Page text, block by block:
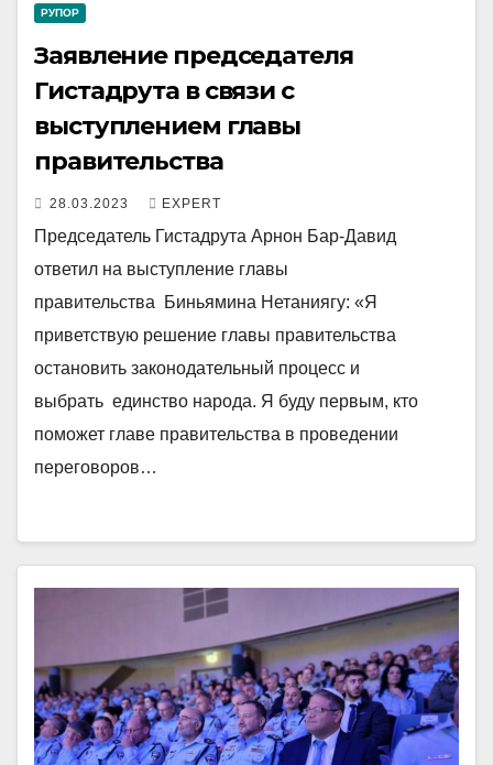
РУПОР
Заявление председателя
Гистадрута в связи с
выступлением главы
правительства
28.03.2023 EXPERT
Председатель Гистадрута Арнон Бар-Давид
ответил на выступление главы
правительства Биньямина Нетаниягу: «Я
приветствую решение главы правительства
остановить законодательный процесс и
выбрать единство народа. Я буду первым, кто
поможет главе правительства в проведении
переговоров…